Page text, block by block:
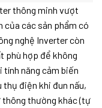
thông minh vượt
các sản phẩm có
nghệ Inverter còn
phù hợp để không
năng cảm biến
điện khi đun nấu,
thường khác (tự